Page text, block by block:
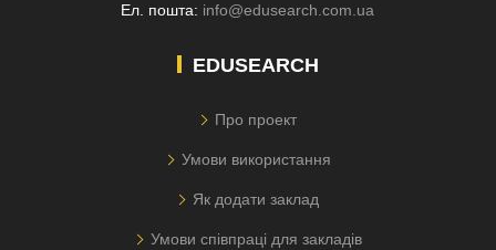
Ел. пошта: info@edusearch.com.ua
EDUSEARCH
Про проект
Умови використання
Як додати заклад
Умови співпраці для закладів